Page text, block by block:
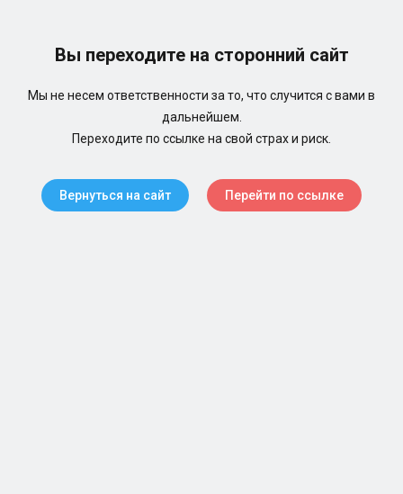
Вы переходите на сторонний сайт
Мы не несем ответственности за то, что случится с вами в
дальнейшем.
Переходите по ссылке на свой страх и риск.
Вернуться на сайт Перейти по ссылке